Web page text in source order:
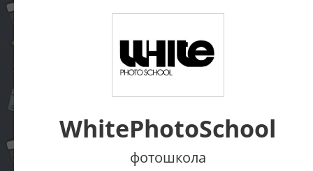
WhitePhotoSchool
фотошкола